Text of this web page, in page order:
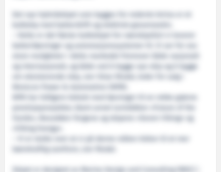
Det nye hybridskipet som bygges for rederiet Arriva er et
bulkskip med batteridrift og elektrisk gravemaskin.
batteriløsninger og automasjonssystemer til. Vi ser for oss
store muligheter i dette markedet fremover både nasjonalt
og internasjonalt, og både ved å bygge nye skip og å bygge
WPA har tidilgere bidratt med løsninger til en rekke grønne
Fjords», Nesodden-fergene og skipene «Seven Viking» og
«Viking Energy».
bærekraftig samfunn, sier Risdal.